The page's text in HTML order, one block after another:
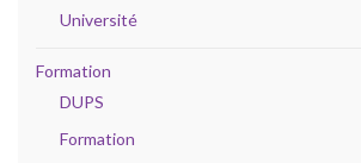
Université
Formation
DUPS
Formation